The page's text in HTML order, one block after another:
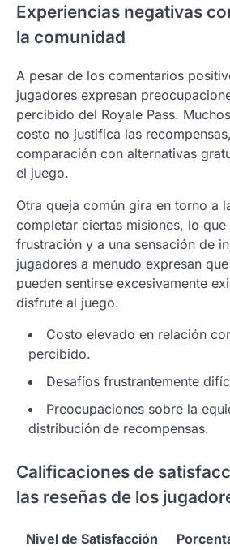
Experiencias negativas
la comunidad
A pesar de los comentarios
jugadores expresan
percibido del Royale Pass.
costo no justifica las
comparación con alternativas
el juego.
Otra queja común gira en torno a
completar ciertas misiones, lo
frustración y a una sensación de
jugadores a menudo expresan
pueden sentirse excesivamente
disfrute al juego.
Costo elevado en relación
percibido.
Desafíos frustrantemente
Preocupaciones sobre la
distribución de recompensas.
Calificaciones de
las reseñas de los
Nivel de Satisfacción